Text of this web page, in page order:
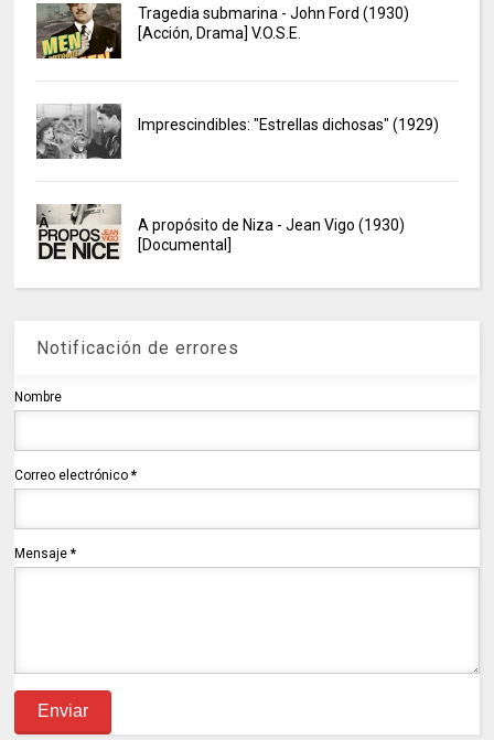
Tragedia submarina - John Ford (1930)
[Acción, Drama] V.O.S.E.
Imprescindibles: "Estrellas dichosas" (1929)
A propósito de Niza - Jean Vigo (1930)
[Documental]
Notificación de errores
Nombre
Correo electrónico*
Mensaje*